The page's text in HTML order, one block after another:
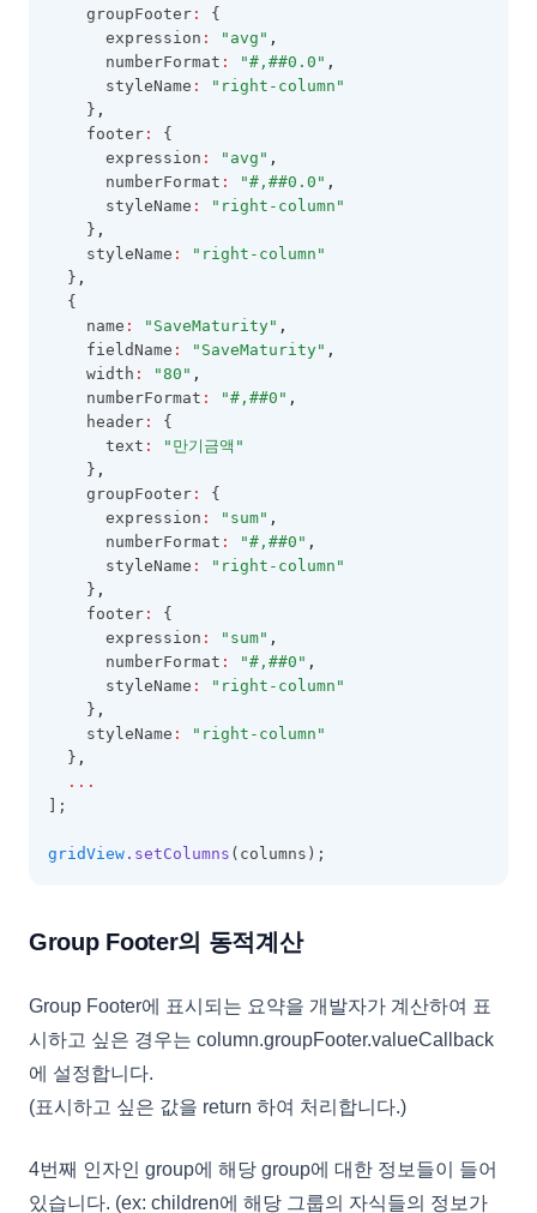
    groupFooter
:
{
      expression
: "avg" ,
      numberFormat
: "#,##0.0" ,
      styleName
:
"right-column"
    }
,
    footer
:
{
      expression
: "avg" ,
      numberFormat
: "#,##0.0" ,
      styleName
:
"right-column"
    }
,
    styleName
:
"right-column"
  }
,
  {
    name
: "SaveMaturity" ,
    fieldName
: "SaveMaturity" ,
    width
: "80" ,
    numberFormat
: "#,##0" ,
    header
:
{
      text
:
"만기금액"
    }
,
    groupFooter
:
{
      expression
: "sum" ,
      numberFormat
: "#,##0" ,
      styleName
:
"right-column"
    }
,
    footer
:
{
      expression
: "sum" ,
      numberFormat
: "#,##0" ,
      styleName
:
"right-column"
    }
,
    styleName
:
"right-column"
  }
,
...
];
gridView .setColumns (columns);
Group Footer의 동적계산
Group Footer에 표시되는 요약을 개발자가 계산하여 표
시하고 싶은 경우는 column.groupFooter.valueCallback
에 설정합니다.
(표시하고 싶은 값을 return 하여 처리합니다.)
4번째 인자인 group에 해당 group에 대한 정보들이 들어
있습니다. (ex: children에 해당 그룹의 자식들의 정보가